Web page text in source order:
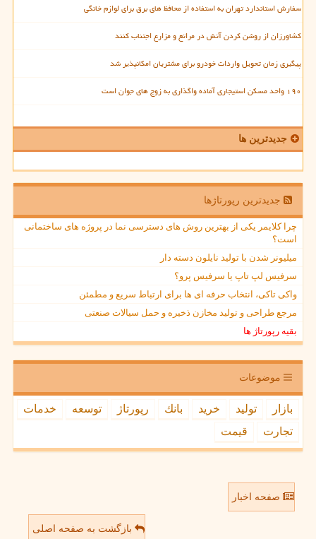
سفارش استاندارد تهران به استفاده از محافظ های برق برای لوازم خانگی
کشاورزان از روشن کردن آتش در مراتع و مزارع اجتناب کنند
پیگیری زمان تحویل واردات خودرو برای مشتریان امکانپذیر شد
۱۹۰ واحد مسکن استیجاری آماده واگذاری به زوج های جوان است
جدیدترین ها
جدیدترین رپورتاژها
چرا کلایمر یکی از بهترین روش های دسترسی نما در پروژه های ساختمانی
است؟
میلیونر شدن با تولید نایلون دسته دار
سرفیس لپ تاپ یا سرفیس پرو؟
واکی تاکی، انتخاب حرفه ای ها برای ارتباط سریع و مطمئن
مرجع طراحی و تولید مخازن ذخیره و حمل سیالات صنعتی
بقیه رپورتاژ ها
موضوعات
بازار تولید خرید بانك رپورتاژ توسعه
خدمات
تجارت
قیمت
صفحه اخبار
بازگشت به صفحه اصلی